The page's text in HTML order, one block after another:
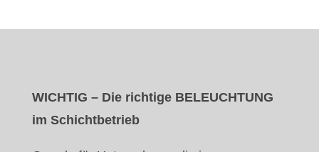
WICHTIG – Die richtige BELEUCHTUNG
im Schichtbetrieb